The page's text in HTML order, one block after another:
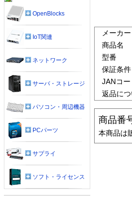
メーカー
商品名
型番
保証条件
JANコー
返品につ
商品番
本商品は
OpenBlocks
IoT関連
ネットワーク
サーバ・ストレージ
パソコン・周辺機器
PCパーツ
サプライ
ソフト・ライセンス